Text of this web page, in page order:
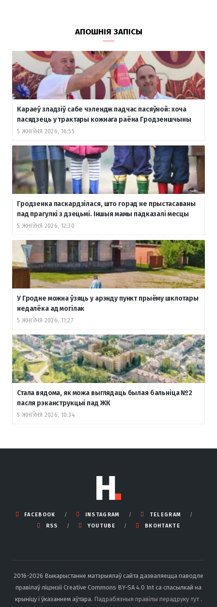
АПОШНІЯ ЗАПІСЫ
Караеў зладзіў сабе чэлендж падчас пасяўной: хоча
пасядзець у трактары кожнага раёна Гродзеншчыны
5 ЖНІЎНЯ 2026, 16:55
Гродзенка паскардзілася, што горад не прыстасаваны
пад прагулкі з дзецьмі. Іншыя мамы падказалі месцы
5 ЖНІЎНЯ 2026, 12:30
У Гродне можна ўзяць у арэнду пункт прыёму шклотары
недалёка ад могілак
5 ЖНІЎНЯ 2026, 11:27
Стала вядома, як можа выглядаць былая бальніца №2
пасля рэканструкцыі пад ЖК
5 ЖНІЎНЯ 2026, 10:34
FACEBOOK INSTAGRAM
TELEGRAM
RSS
YOUTUBE ВКОНТАКТЕ
2016-2026 Выкарыстанне матэрыялаў сайта дазваляецца паводле
правілаў ліцэнзіі Creative Commons BY-SA 4.0 Int са спасылкай на
крыніцу і ўказаннем аўтара. Падрабязныя правілы перадруку тут .